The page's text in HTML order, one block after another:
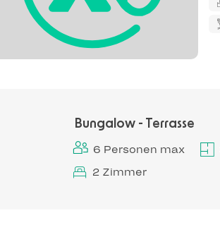
Bungalow - Terrasse
6 Personen max
2 Zimmer